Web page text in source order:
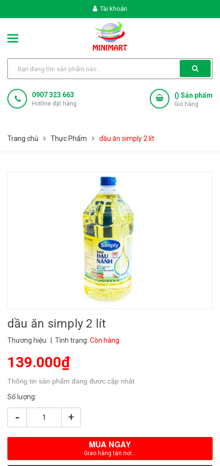
Tài khoản
0907 323 663
Hotline đặt hàng
() Sản phẩm
Giỏ hàng
Trang chủ Thực Phẩm dầu ăn simply 2 lít
dầu ăn simply 2 lít
Thương hiệu: | Tình trạng: Còn hàng
139.000₫
Thông tin sản phẩm đang được cập nhật
Số lượng:
- +
MUA NGAY
Giao hàng tận nơi...